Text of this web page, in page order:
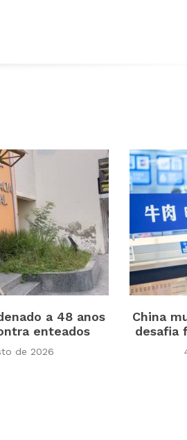
a 48 anos
enteados
de 2026
China
desafia